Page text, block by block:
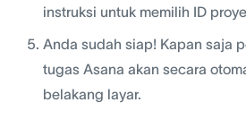
instruksi untuk memilih ID
Anda sudah siap! Kapan saja
tugas Asana akan secara
belakang layar.